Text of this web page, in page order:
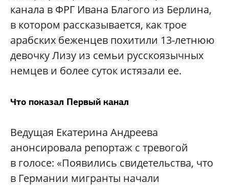
канала в ФРГ Ивана Благого из Берлина,
в котором рассказывается, как трое
арабских беженцев похитили 13-летнюю
девочку Лизу из семьи русскоязычных
немцев и более суток истязали ее.
Что показал Первый канал
Ведущая Екатерина Андреева
анонсировала репортаж с тревогой
в голосе: «Появились свидетельства, что
в Германии мигранты начали